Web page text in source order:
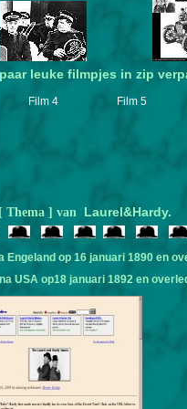
leuke filmpjes in zip
Film 4 Film 5
Thema ] van Laurel&Hardy.
op 16 januari 1890 en
USA op18 januari 1892 en